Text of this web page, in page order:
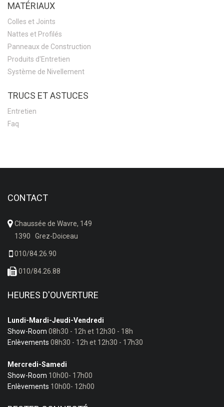
MATÉRIAUX
Colles et Joints
Nattes et Profilés
Panneaux de Construction
Produits d'Entretien
Système de Nivellement
TRUCS ET ASTUCES
Entretien
Faq
CONTACT
Chaussée de Wavre, 149
1390 Grez-Doiceau
010/84.26.90
010/84.26.88
HEURES D'OUVERTURE
Lundi-Mardi-Jeudi-Vendredi
Show-Room 08h30 - 12h et 12h30 - 18h
Enlèvements 08h30 - 12h et 12h30 - 17h30
Mercredi-Samedi
Show-Room 10h00- 17h00
Enlèvements 10h00- 12h00